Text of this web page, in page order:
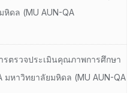
ดล (MU AUN-QA
ตรวจประเมินคุณภาพการศึกษา
หาวิทยาลัยมหิดล (MU AUN-QA